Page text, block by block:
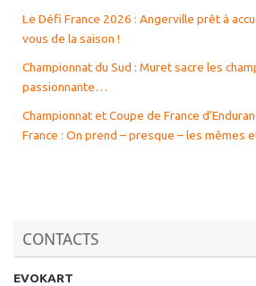
Le Défi France 2026 : Angerville prêt à
vous de la saison !
Championnat du Sud : Muret sacre les
passionnante…
Championnat et Coupe de France
France : On prend – presque – les mêmes
CONTACTS
EVOKART